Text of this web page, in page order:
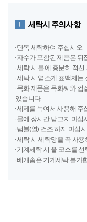
세탁시 주의사항
· 단독 세탁하여 주십시오.
· 자수가 포함된 제품은
· 세탁 시 물에 충분히 적
· 세탁 시 염소계 표백제
· 목화 제품은 목화씨와
있습니다.
· 세제를 녹여서 사용해 주
· 물에 장시간 담그지 마십
· 텀블(열) 건조 하지 마십시
· 세탁 시 세탁망을 꼭 사
· 기계세탁 시 울 코스를
· 베개솜은 기계세탁 불가